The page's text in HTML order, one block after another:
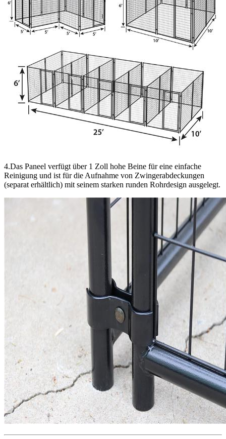
4.Das Paneel verfügt über 1 Zoll hohe Beine für eine einfache
Reinigung und ist für die Aufnahme von Zwingerabdeckungen
(separat erhältlich) mit seinem starken runden Rohrdesign ausgelegt.